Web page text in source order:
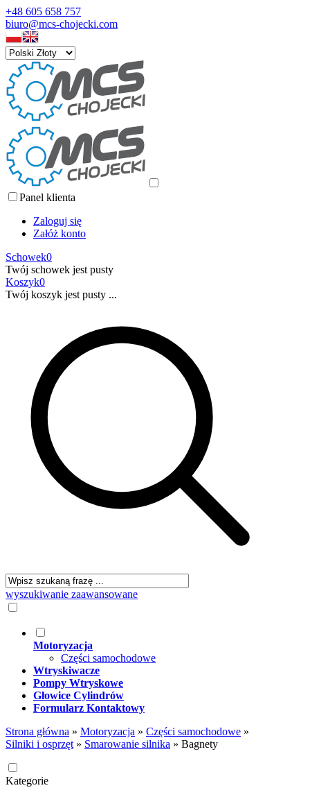
+48 605 658 757
biuro@mcs-chojecki.com
Panel klienta
Zaloguj się
Załóż konto
Schowek0
Twój schowek jest pusty
Koszyk0
Twój koszyk jest pusty ...
wyszukiwanie zaawansowane
Motoryzacja
Części samochodowe
Wtryskiwacze
Pompy Wtryskowe
Głowice Cylindrów
Formularz Kontaktowy
Strona główna » Motoryzacja » Części samochodowe »
Silniki i osprzęt » Smarowanie silnika » Bagnety
Kategorie